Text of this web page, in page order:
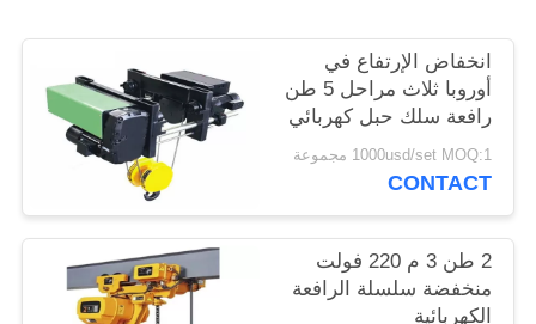
الموقع
PRIVACY
POLICY
انخفاض الإرتفاع في
أوروبا ثلاث مراحل 5 طن
رافعة سلك حبل كهربائي
1000usd/set MOQ:1 مجموعة
CONTACT
2 طن 3 م 220 فولت
منخفضة سلسلة الرافعة
الكهربائية